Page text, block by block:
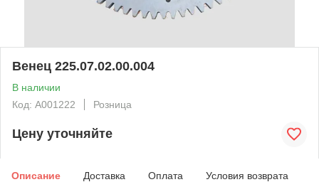
Венец 225.07.02.00.004
В наличии
Код: А001222
Розница
Цену уточняйте
Описание Доставка Оплата Условия возврата